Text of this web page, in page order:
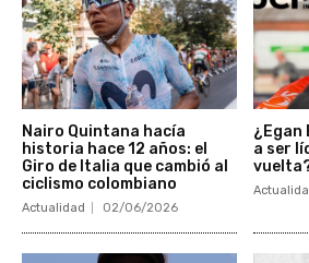
Nairo Quintana hacía
historia hace 12 años: el
Giro de Italia que cambió al
ciclismo colombiano
Actualidad 02/06/2026
¿Egan
a ser